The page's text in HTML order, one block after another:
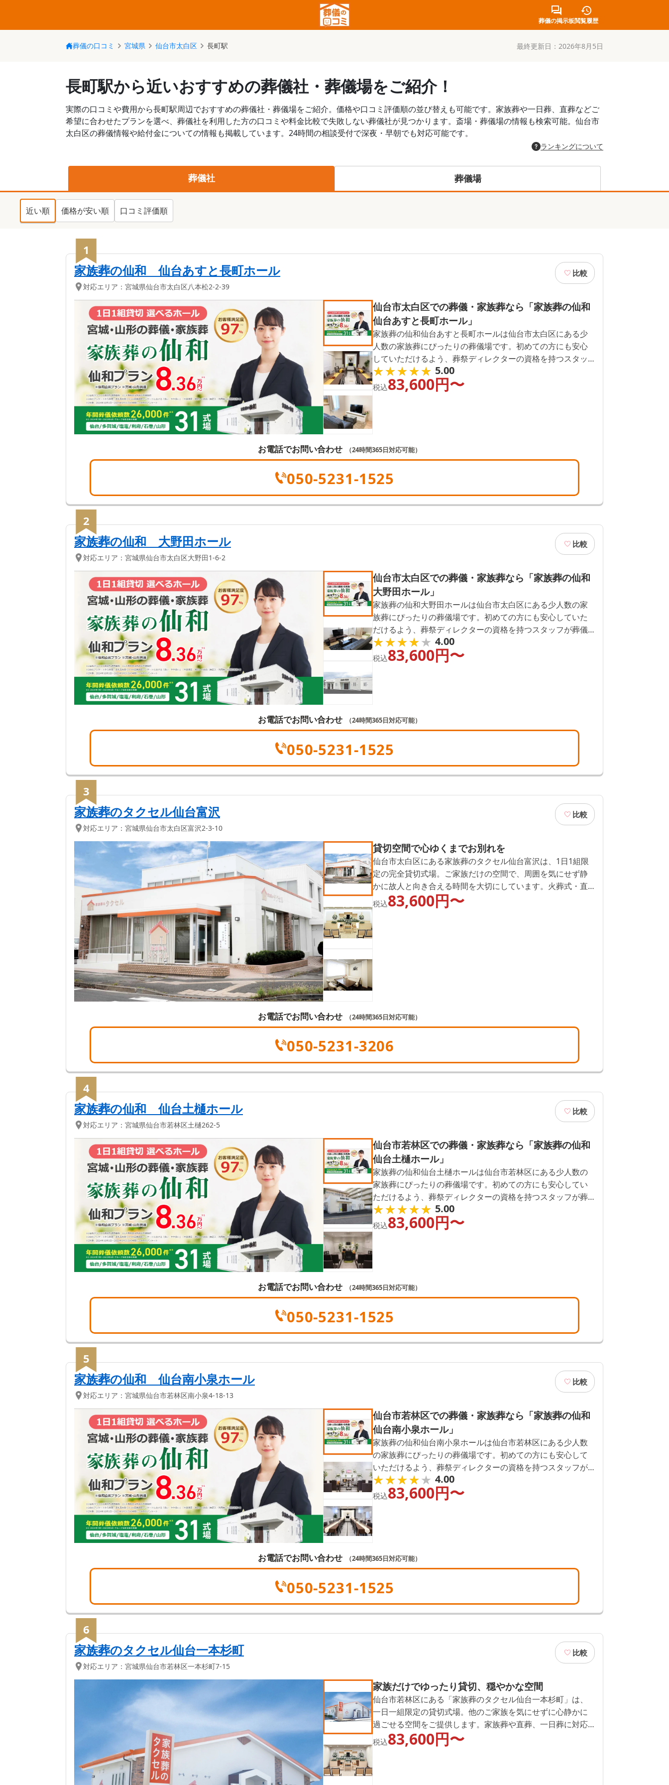
葬儀の掲示板閲覧履歴
葬儀の口コミ 宮城県 仙台市太白区 長町駅 最終更新日： 2026年8月5日
長町駅から近いおすすめの葬儀社・葬儀場をご紹介！
実際の口コミや費用から長町駅周辺でおすすめの葬儀社・葬儀場をご紹介。価格や口コミ評価順の並び替えも可能です。家族葬や一日葬、直葬などご
希望に合わせたプランを選べ、葬儀社を利用した方の口コミや料金比較で失敗しない葬儀社が見つかります。斎場・葬儀場の情報も検索可能。仙台市
太白区の葬儀情報や給付金についての情報も掲載しています。24時間の相談受付で深夜・早朝でも対応可能です。
ランキングについて
葬儀社 葬儀場
近い順 価格が安い順 口コミ評価順
1
家族葬の仙和 仙台あすと長町ホール
対応エリア： 宮城県仙台市太白区八本松2-2-39
比較
仙台市太白区での葬儀・家族葬なら「家族葬の仙和
仙台あすと長町ホール」
家族葬の仙和仙台あすと長町ホールは仙台市太白区にある少
人数の家族葬にぴったりの葬儀場です。初めての方にも安心
していただけるよう、葬祭ディレクターの資格を持つスタッ
フが葬儀の流れや費用など、丁寧に1つずつご説明いたしま
す。空き状況の確認なども24時間365日可能です。
★★★★★
★★★★★ 5.00
税込83,600円〜
お電話でお問い合わせ （24時間365日対応可能）
050-5231-1525
2
家族葬の仙和 大野田ホール
対応エリア： 宮城県仙台市太白区大野田1-6-2
比較
仙台市太白区での葬儀・家族葬なら「家族葬の仙和
大野田ホール」
家族葬の仙和大野田ホールは仙台市太白区にある少人数の家
族葬にぴったりの葬儀場です。初めての方にも安心していた
だけるよう、葬祭ディレクターの資格を持つスタッフが葬儀
の流れや費用など、丁寧に1つずつご説明いたします。空き状
況の確認なども24時間365日可能です。
★★★★★
★★★★★ 4.00
税込83,600円〜
お電話でお問い合わせ （24時間365日対応可能）
050-5231-1525
3
家族葬のタクセル仙台富沢
対応エリア： 宮城県仙台市太白区富沢2-3-10
比較
貸切空間で心ゆくまでお別れを
仙台市太白区にある家族葬のタクセル仙台富沢は、1日1組限
定の完全貸切式場。ご家族だけの空間で、周囲を気にせず静
かに故人と向き合える時間を大切にしています。火葬式・直
葬・一日葬・密葬など多様な形式に対応しており、ゆったり
とした明るい空間で、初めてのご葬儀でも安心してお別れの
税込83,600円〜
お電話でお問い合わせ （24時間365日対応可能）
050-5231-3206
4
家族葬の仙和 仙台土樋ホール
対応エリア： 宮城県仙台市若林区土樋262-5
比較
仙台市若林区での葬儀・家族葬なら「家族葬の仙和
仙台土樋ホール」
家族葬の仙和仙台土樋ホールは仙台市若林区にある少人数の
家族葬にぴったりの葬儀場です。初めての方にも安心してい
ただけるよう、葬祭ディレクターの資格を持つスタッフが葬
儀の流れや費用など、丁寧に1つずつご説明いたします。空き
状況の確認なども24時間365日可能です。
★★★★★
★★★★★ 5.00
税込83,600円〜
お電話でお問い合わせ （24時間365日対応可能）
050-5231-1525
5
家族葬の仙和 仙台南小泉ホール
対応エリア： 宮城県仙台市若林区南小泉4-18-13
比較
仙台市若林区での葬儀・家族葬なら「家族葬の仙和
仙台南小泉ホール」
家族葬の仙和仙台南小泉ホールは仙台市若林区にある少人数
の家族葬にぴったりの葬儀場です。初めての方にも安心して
いただけるよう、葬祭ディレクターの資格を持つスタッフが
葬儀の流れや費用など、丁寧に1つずつご説明いたします。空
き状況の確認なども24時間365日可能です。
★★★★★
★★★★★ 4.00
税込83,600円〜
お電話でお問い合わせ （24時間365日対応可能）
050-5231-1525
6
家族葬のタクセル仙台一本杉町
対応エリア： 宮城県仙台市若林区一本杉町7-15
比較
家族だけでゆったり貸切、穏やかな空間
仙台市若林区にある「家族葬のタクセル仙台一本杉町」は、
一日一組限定の貸切式場。他のご家族を気にせずに心静かに
過ごせる空間をご提供します。家族葬や直葬、一日葬に対応
し、家族の意向に沿った形式でのご葬儀が可能です。仙台市
若林区の密葬・家族葬をお考えの方に、安心して選んでいた
税込83,600円〜